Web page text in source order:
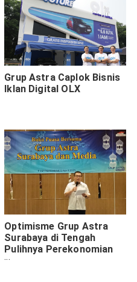
Grup Astra Caplok Bisnis
Iklan Digital OLX
Optimisme Grup Astra
Surabaya di Tengah
Pulihnya Perekonomian
Pasca Pandemi